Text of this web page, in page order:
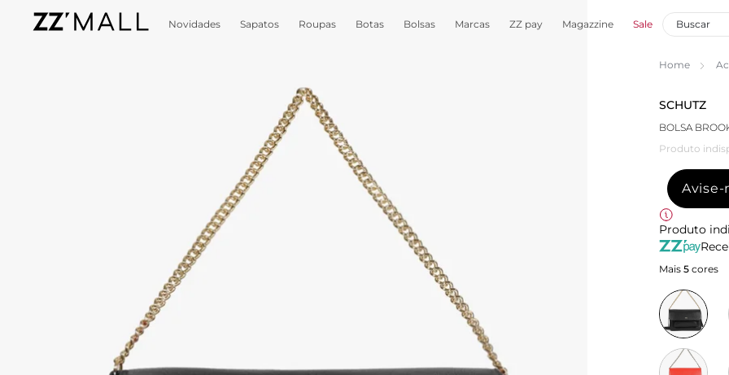
Novidades Sapatos Roupas Botas Bolsas Marcas ZZ pay Magazzine Sale
Home
SCHUTZ
BOLSA
Produto
Avise-
Produto
Mais 5 cores